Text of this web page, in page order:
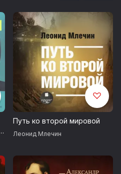
Путь ко второй мировой
Леонид Млечин